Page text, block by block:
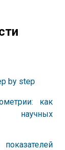
by step
как
научных